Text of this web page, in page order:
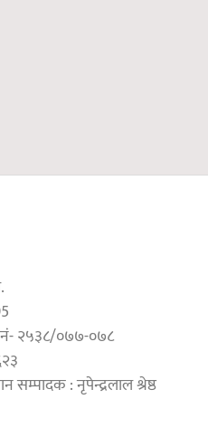
नं- २५३८/०७७-०७८
सम्पादक : नृपेन्द्रलाल श्रेष्ठ